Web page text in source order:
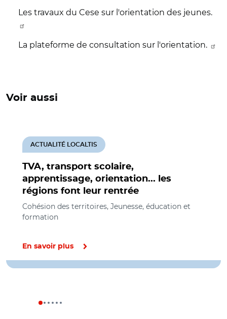
Les travaux du Cese sur l'orientation des jeunes.
La plateforme de consultation sur l'orientation.
Voir aussi
TVA, transport scolaire,
apprentissage, orientation... les
régions font leur rentrée
ACTUALITÉ LOCALTIS
Cohésion des territoires, Jeunesse, éducation et
formation
En savoir plus